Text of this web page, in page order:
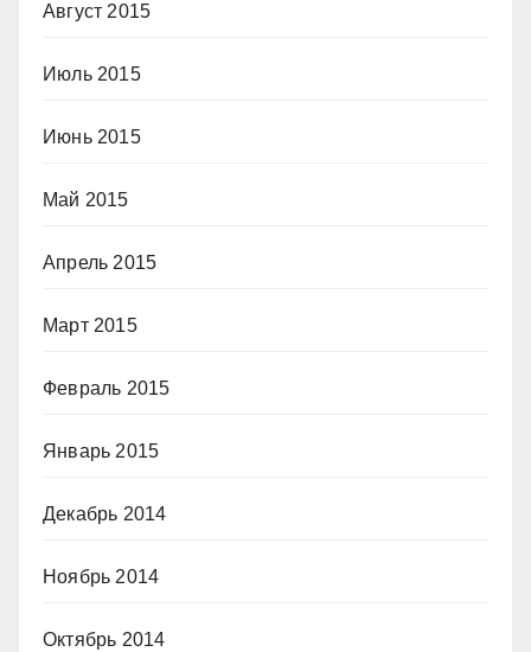
Август 2015
Июль 2015
Июнь 2015
Май 2015
Апрель 2015
Март 2015
Февраль 2015
Январь 2015
Декабрь 2014
Ноябрь 2014
Октябрь 2014